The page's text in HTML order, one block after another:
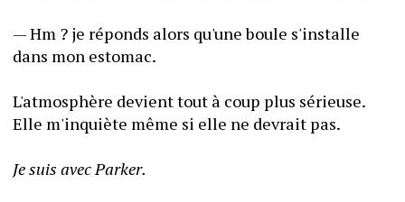
— Hm ? je réponds alors qu'une boule s'installe
dans mon estomac.
L'atmosphère devient tout à coup plus sérieuse.
Elle m'inquiète même si elle ne devrait pas.
Je suis avec Parker.